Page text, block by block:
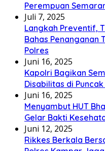
Perempuan
Juli 7, 2025
Langkah Preventif,
Bahas Penanganan
Polres
Juni 16, 2025
Kapolri Bagikan
Disabilitas di
Juni 16, 2025
Menyambut HUT
Gelar Bakti
Juni 12, 2025
Rikkes Berkala